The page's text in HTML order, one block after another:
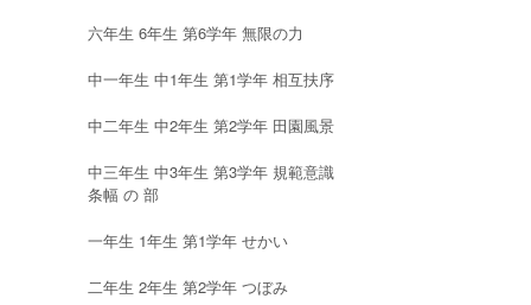
六年生 6年生 第6学年 無限の力
中一年生 中1年生 第1学年 相互扶序
中二年生 中2年生 第2学年 田園風景
中三年生 中3年生 第3学年 規範意識
条幅 の 部
一年生 1年生 第1学年 せかい
二年生 2年生 第2学年 つぼみ